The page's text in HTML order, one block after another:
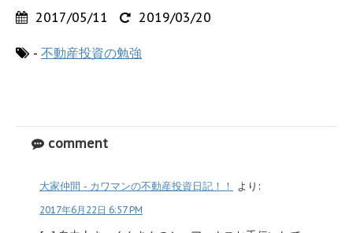
2017/05/11 2019/03/20
- 不動産投資の勉強
comment
大家仲間 - カワマンの不動産投資日記！！ より:
2017年6月22日 6:57 PM